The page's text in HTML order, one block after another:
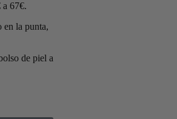
a 67€.
en la punta,
de piel a